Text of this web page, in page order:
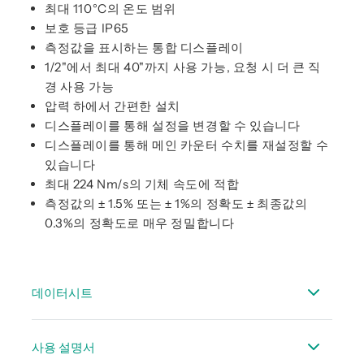
최대 110°C의 온도 범위
보호 등급 IP65
측정값을 표시하는 통합 디스플레이
1/2"에서 최대 40"까지 사용 가능, 요청 시 더 큰 직
경 사용 가능
압력 하에서 간편한 설치
디스플레이를 통해 설정을 변경할 수 있습니다
디스플레이를 통해 메인 카운터 수치를 재설정할 수
있습니다
최대 224 Nm/s의 기체 속도에 적합
측정값의 ± 1.5% 또는 ± 1%의 정확도 ± 최종값의
0.3%의 정확도로 매우 정밀합니다
데이터시트
사용 설명서